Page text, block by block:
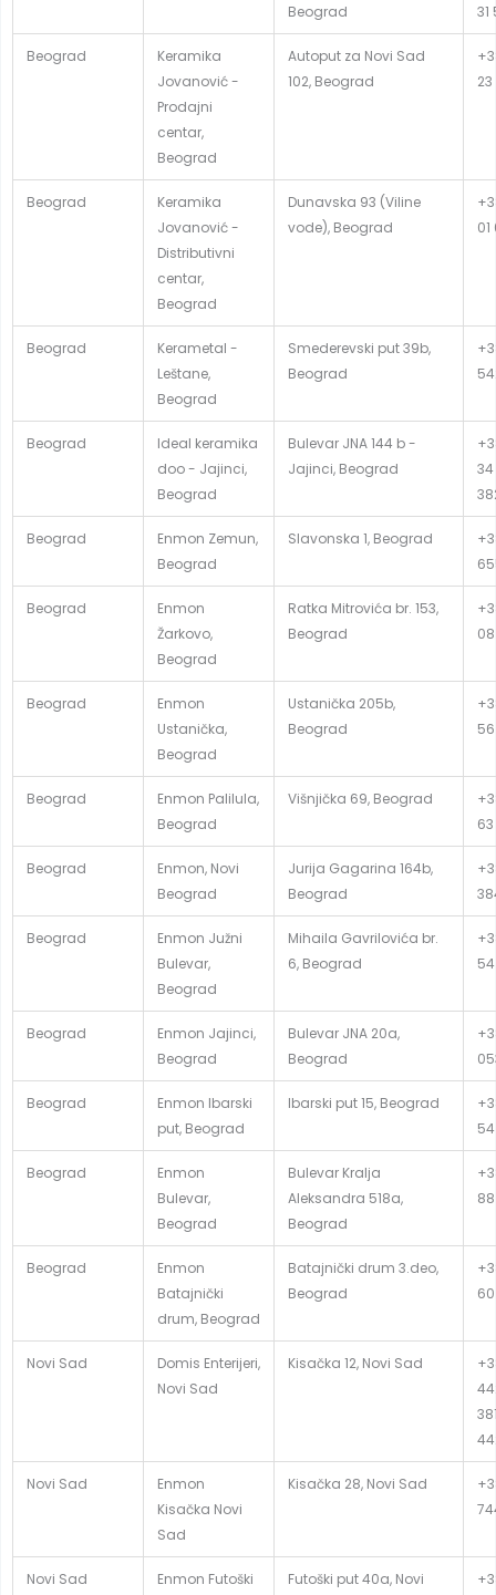
Beograd
31
Beograd
Keramika
Jovanović -
Prodajni
centar,
Beograd
Autoput za Novi Sad
102, Beograd
23
Beograd
Keramika
Jovanović -
Distributivni
centar,
Beograd
Dunavska 93 (Viline
vode), Beograd
01
Beograd
Kerametal -
Leštane,
Beograd
Smederevski put 39b,
Beograd
Beograd
Ideal keramika
doo - Jajinci,
Beograd
Bulevar JNA 144 b -
Jajinci, Beograd
34
Beograd
Enmon Zemun,
Beograd
Slavonska 1, Beograd
Beograd
Enmon
Žarkovo,
Beograd
Ratka Mitrovića br. 153,
Beograd
Beograd
Enmon
Ustanička,
Beograd
Ustanička 205b,
Beograd
Beograd
Enmon Palilula,
Beograd
Višnjička 69, Beograd
Beograd
Enmon, Novi
Beograd
Jurija Gagarina 164b,
Beograd
Beograd
Enmon Južni
Bulevar,
Beograd
Mihaila Gavrilovića br.
6, Beograd
Beograd
Enmon Jajinci,
Beograd
Bulevar JNA 20a,
Beograd
Beograd
Enmon Ibarski
put, Beograd
Ibarski put 15, Beograd
Beograd
Enmon
Bulevar,
Beograd
Bulevar Kralja
Aleksandra 518a,
Beograd
Beograd
Enmon
Batajnički
drum, Beograd
Batajnički drum 3.deo,
Beograd
Novi Sad
Domis Enterijeri,
Novi Sad
Kisačka 12, Novi Sad
Novi Sad
Enmon
Kisačka Novi
Sad
Kisačka 28, Novi Sad
Novi Sad
Enmon Futoški
Futoški put 40a, Novi